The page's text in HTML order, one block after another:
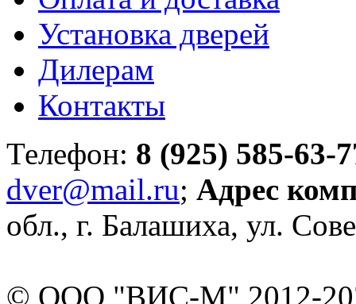
Установка дверей
Дилерам
Контакты
Телефон: 8 (925) 585-63-
dver@mail.ru; Адрес
обл., г. Балашиха, ул.
© ООО "ВИС-М" 2012-